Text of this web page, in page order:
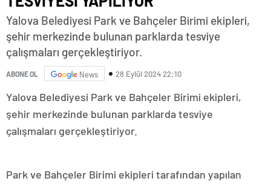
Yalova Belediyesi Park ve Bahçeler Birimi ekipleri,
şehir merkezinde bulunan parklarda tesviye
çalışmaları gerçekleştiriyor.
ABONE OL News 28 Eylül 2024 22:10
Yalova Belediyesi Park ve Bahçeler Birimi ekipleri,
şehir merkezinde bulunan parklarda tesviye
çalışmaları gerçekleştiriyor.
Park ve Bahçeler Birimi ekipleri tarafından yapılan